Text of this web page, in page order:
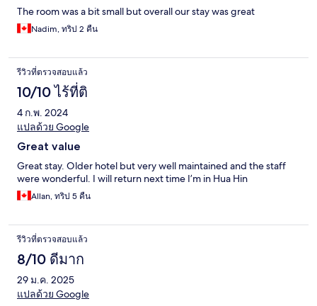
The room was a bit small but overall our stay was great
Nadim, ทริป 2 คืน
รีวิวที่ตรวจสอบแล้ว
10/10 ไร้ที่ติ
4 ก.พ. 2024
แปลด้วย Google
Great value
Great stay. Older hotel but very well maintained and the staff
were wonderful. I will return next time I’m in Hua Hin
Allan, ทริป 5 คืน
รีวิวที่ตรวจสอบแล้ว
8/10 ดีมาก
29 ม.ค. 2025
แปลด้วย Google